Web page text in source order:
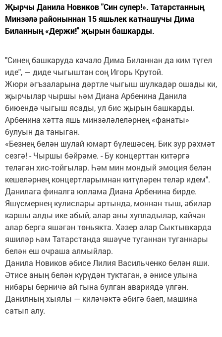
Җырчы Данила Новиков "Син супер!». Татарстанның
Минзәлә районыннан 15 яшьлек катнашучы Дима
Биланның «Держи!" җырын башкарды.
"Синең башкаруда качало Дима Биланнан да ким түгел
иде", — диде чыгыштан соң Игорь Крутой.
Жюри әгъзаларына дәртле чыгыш шулкадәр ошады ки,
җырчылар чыршы һәм Диана Арбенина Данила
биюендә чыгыш ясады, ул бис җырын башкарды.
Арбенина хәтта яшь минзәләлеләрнең «фанаты»
булуын да таныган.
«Безнең белән шулай юмарт бүлешәсең. Бик зур рәхмәт
сезгә! - Чыршы бәйрәме. - Бу концерттан китәргә
теләгән хис-тойгылар. Һәм мин мондый эмоция белән
кешеләрнең концертларымнан китүләрен теләр идем".
Данилага финалга юллама Диана Арбенина бирде.
Яшүсмернең кулислары артында, моннан тыш, әбиләр
каршы алды ике абый, алар аны хупладылар, кайчан
алар бергә яшәгән төньякта. Хәзер алар Сыктывкарда
яшиләр һәм Татарстанда яшәүче туганнан туганнары
белән еш очраша алмыйлар.
Данила Новиков әбисе Лилия Васильченко белән яши.
Әтисе аның белән күрүдән туктаган, ә әнисе улына
нибары берничә ай гына булган авариядә үлгән.
Данилның хыялы — киләчәктә әбигә баеп, машина
сатып алу.